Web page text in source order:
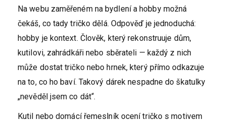
Na webu zaměřeném na bydlení a hobby možná
čekáš, co tady tričko dělá. Odpověď je jednoduchá:
hobby je kontext. Člověk, který rekonstruuje dům,
kutilovi, zahrádkáři nebo sběrateli — každý z nich
může dostat tričko nebo hrnek, který přímo odkazuje
na to, co ho baví. Takový dárek nespadne do škatulky
„nevěděl jsem co dát“.
Kutil nebo domácí řemeslník ocení tričko s motivem